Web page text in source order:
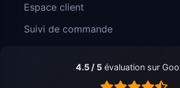
Espace client
Suivi de commande
4.5 / 5 évaluation sur